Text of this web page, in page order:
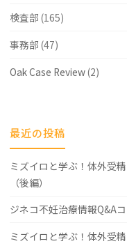
検査部 (165)
事務部 (47)
Oak Case Review(2)
最近の投稿
ミズイロと学ぶ！体外受
（後編）
ジネコ不妊治療情報Q&A
ミズイロと学ぶ！体外受